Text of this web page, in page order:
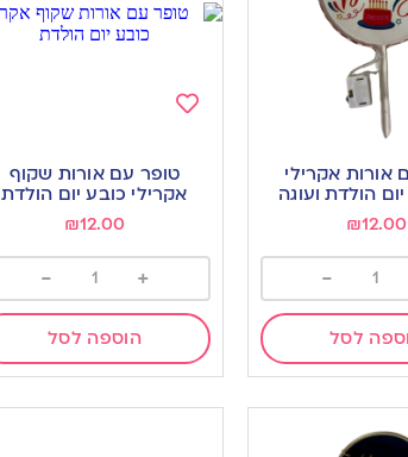
אורות אקרילי
הולדת ועוגה
₪12.00
-
לסל
wishlist
טופר עם אורות שקוף
אקרילי כובע יום הולדת
₪12.00
+
-
הוספה לסל